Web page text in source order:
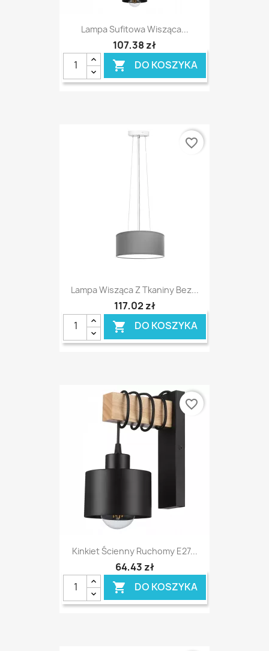
Lampa Sufitowa Wisząca...
107,38 zł
 DO KOSZYKA
Lampa Wisząca Z Tkaniny Bez...
117,02 zł
 DO KOSZYKA
favorite_border
Kinkiet Ścienny Ruchomy E27...
64,43 zł
 DO KOSZYKA
favorite_border